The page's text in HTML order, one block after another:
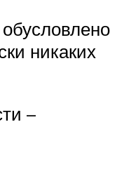
никаких
–